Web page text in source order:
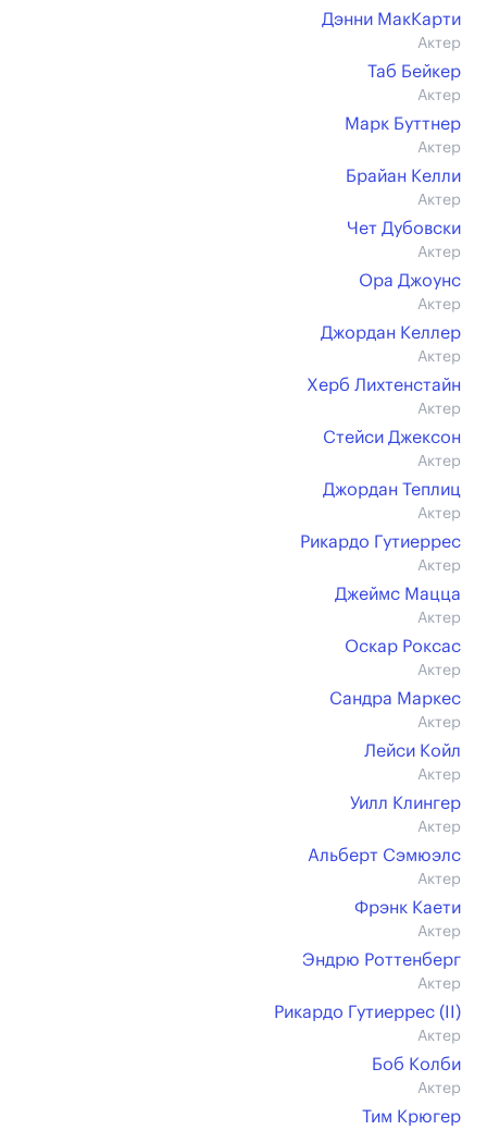
Дэнни МакКарти
Актер
Таб Бейкер
Актер
Марк Буттнер
Актер
Брайан Келли
Актер
Чет Дубовски
Актер
Ора Джоунс
Актер
Джордан Келлер
Актер
Херб Лихтенстайн
Актер
Стейси Джексон
Актер
Джордан Теплиц
Актер
Рикардо Гутиеррес
Актер
Джеймс Мацца
Актер
Оскар Роксас
Актер
Сандра Маркес
Актер
Лейси Койл
Актер
Уилл Клингер
Актер
Альберт Сэмюэлс
Актер
Фрэнк Каети
Актер
Эндрю Роттенберг
Актер
Рикардо Гутиеррес (II)
Актер
Боб Колби
Актер
Тим Крюгер